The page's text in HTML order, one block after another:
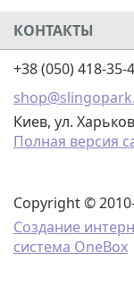
КОНТАКТЫ
+38 (050) 418-35-
Киев, ул.
Полная версия
Copyright ©
Создание
система OneBox